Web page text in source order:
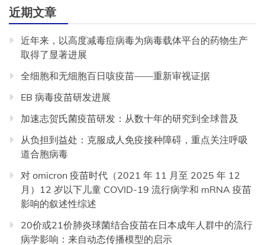
近期文章
近年来，以高度减毒痘病毒为病毒载体平台的药物生产
取得了显著进展
全细胞和无细胞百日咳疫苗——重新审视证据
EB 病毒疫苗研发进展
加速志贺氏菌疫苗研发：从数十年的研究到全球普及
从负担到益处：克服成人免疫接种障碍，重点关注呼吸
道合胞病毒
对 omicron 疫苗时代（2021 年 11 月至 2025 年 12
月）12 岁以下儿童 COVID-19 流行病学和 mRNA 疫苗
影响的叙述性综述
20价或21价肺炎球菌结合疫苗在日本成年人群中的流行
病学影响：来自动态传播模型的启示